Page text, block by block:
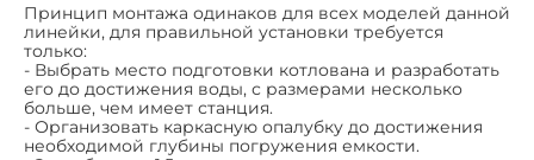
Принцип монтажа одинаков для всех моделей данной
линейки, для правильной установки требуется
только:
- Выбрать место подготовки котлована и разработать
его до достижения воды, с размерами несколько
больше, чем имеет станция.
- Организовать каркасную опалубку до достижения
необходимой глубины погружения емкости.